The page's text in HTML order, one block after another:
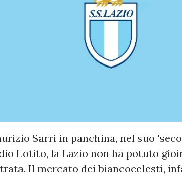
Sarri in panchina, nel suo
Lotito, la Lazio non ha potuto
Il mercato dei biancocelesti,